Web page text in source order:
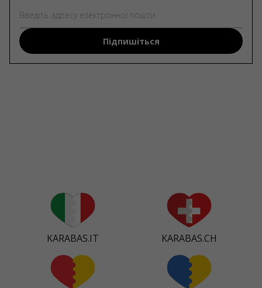
Підпишіться
KARABAS.IT KARABAS.CH